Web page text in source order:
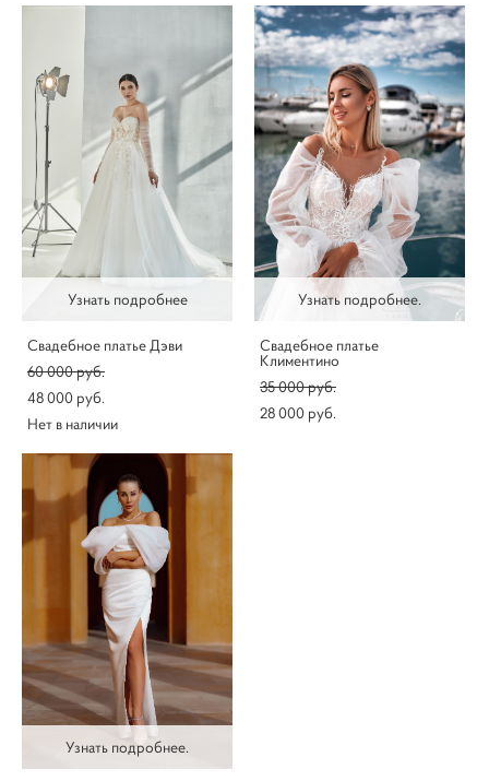
Узнать подробнее
Свадебное платье Дэви
60 000 pуб.
48 000 pуб.
Нет в наличии
Узнать подробнее.
Свадебное платье
Климентино
35 000 pуб.
28 000 pуб.
Узнать подробнее.